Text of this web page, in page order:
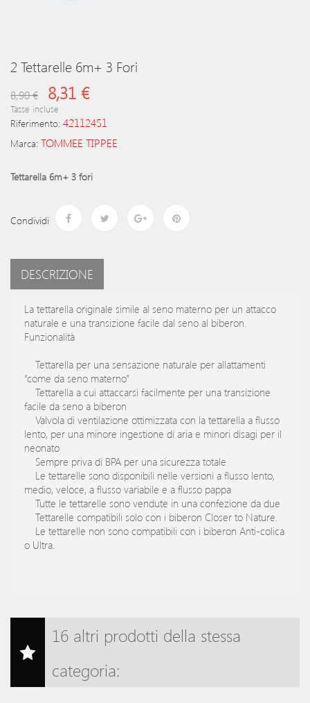
2 Tettarelle 6m+ 3 Fori
8,90 € 8,31 €
Tasse incluse
Riferimento: 42112451
Marca: TOMMEE TIPPEE
Tettarella 6m+ 3 fori
Condividi
DESCRIZIONE
La tettarella originale simile al seno materno per un attacco
naturale e una transizione facile dal seno al biberon.
Funzionalità
Tettarella per una sensazione naturale per allattamenti
“come da seno materno”
Tettarella a cui attaccarsi facilmente per una transizione
facile da seno a biberon
Valvola di ventilazione ottimizzata con la tettarella a flusso
lento, per una minore ingestione di aria e minori disagi per il
neonato
Sempre priva di BPA per una sicurezza totale
Le tettarelle sono disponibili nelle versioni a flusso lento,
medio, veloce, a flusso variabile e a flusso pappa
Tutte le tettarelle sono vendute in una confezione da due
Tettarelle compatibili solo con i biberon Closer to Nature.
Le tettarelle non sono compatibili con i biberon Anti-colica
o Ultra.
16 altri prodotti della stessa
categoria: